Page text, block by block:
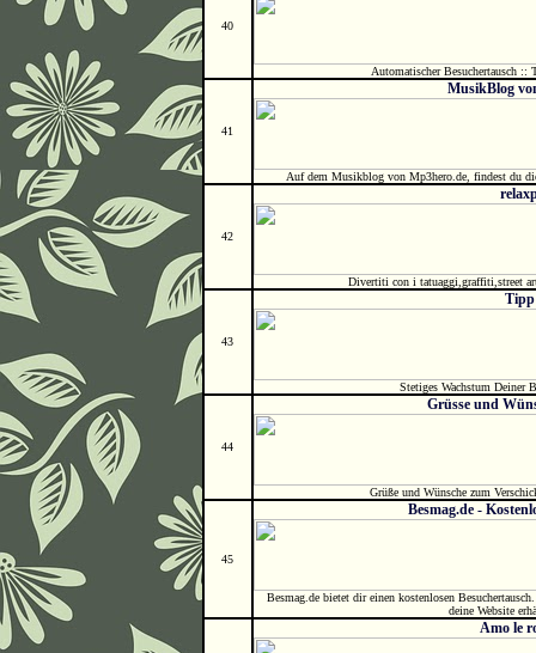
40
Automatischer Besuchertausch
41
MusikBlog
Auf dem Musikblog von Mp3hero.de, findest du
42
Divertiti con i tatuaggi,graffiti,street
43
Tipp
Stetiges Wachstum Deiner
44
Grüsse und
Grüße und Wünsche zum
45
Besmag.de -
Besmag.de bietet dir einen kostenlosen
deine Website
Amo le